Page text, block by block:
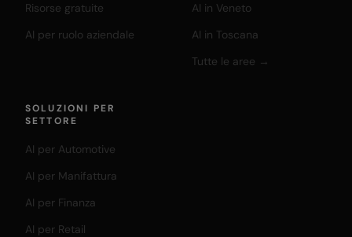
Risorse gratuite
AI per ruolo aziendale
AI in Veneto
AI in Toscana
Tutte le aree →
SOLUZIONI PER
SETTORE
AI per Automotive
AI per Manifattura
AI per Finanza
AI per Retail